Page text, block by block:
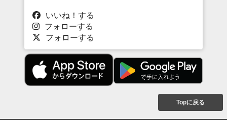
いいね！する
フォローする
フォローする
Topに戻る